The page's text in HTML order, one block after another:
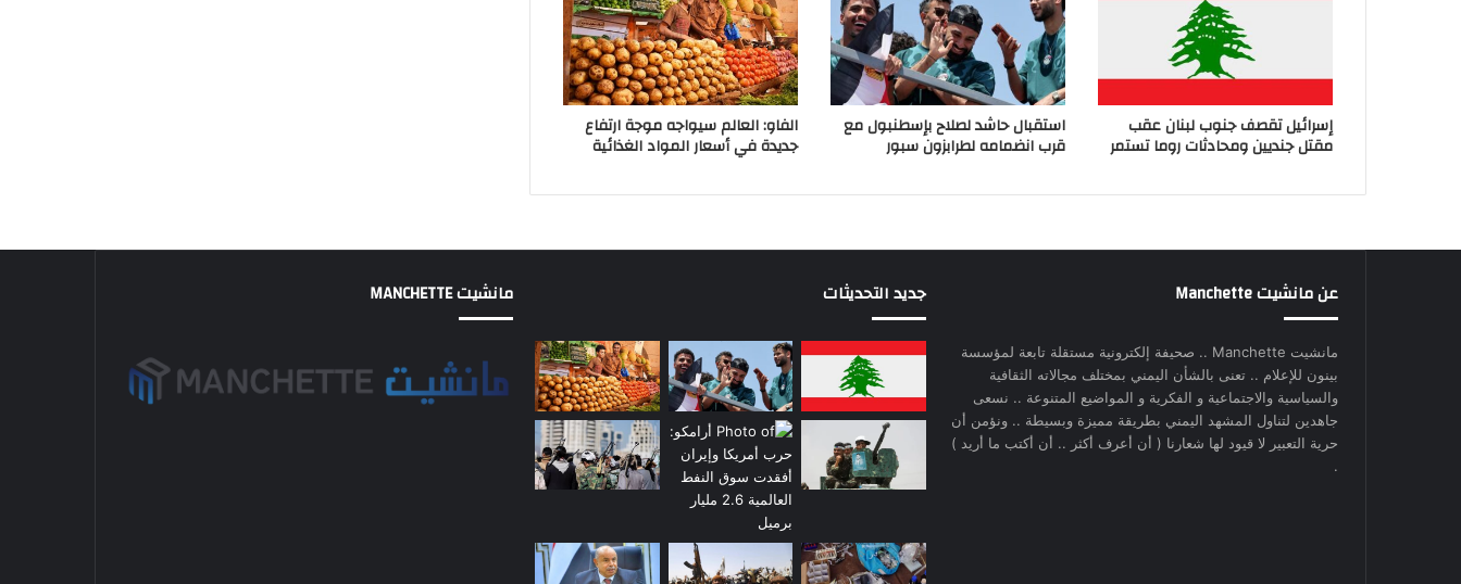
إسرائيل تقصف جنوب لبنان عقب
مقتل جنديين ومحادثات روما تستمر
استقبال حاشد لصلاح بإسطنبول مع
قرب انضمامه لطرابزون سبور
الفاو: العالم سيواجه موجة ارتفاع
جديدة في أسعار المواد الغذائية
عن مانشيت Manchette
مانشيت Manchette .. صحيفة إلكترونية مستقلة تابعة لمؤسسة
بينون للإعلام .. تعنى بالشأن اليمني بمختلف مجالاته الثقافية
والسياسية والاجتماعية و الفكرية و المواضيع المتنوعة .. نسعى
جاهدين لتناول المشهد اليمني بطريقة مميزة وبسيطة .. ونؤمن أن
حرية التعبير لا قيود لها شعارنا ( أن أعرف أكثر .. أن أكتب ما أريد )
.
جديد التحديثات مانشيت MANCHETTE